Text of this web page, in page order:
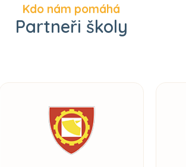
Kdo nám pomáhá
Partneři školy